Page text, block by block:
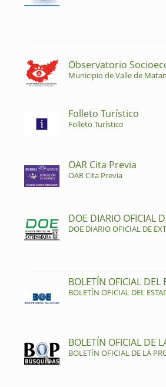
Observatorio
Municipio de Valle de
Folleto Turístico
Folleto Turístico
OAR Cita Previa
OAR Cita Previa
DOE DIARIO OFICIAL
DOE DIARIO OFICIAL DE
BOLETÍN OFICIAL DEL
BOLETÍN OFICIAL DEL
BOLETÍN OFICIAL DE
BOLETÍN OFICIAL DE LA